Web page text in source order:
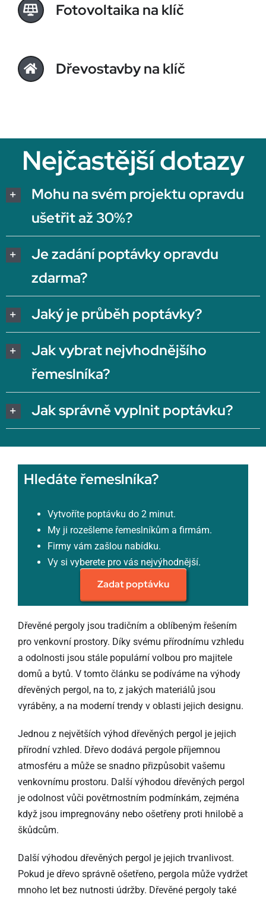
Fotovoltaika na klíč
Dřevostavby na klíč
Nejčastější dotazy
Mohu na svém projektu opravdu
ušetřit až 30%?
Je zadání poptávky opravdu
zdarma?
Jaký je průběh poptávky?
Jak vybrat nejvhodnějšího
řemeslníka?
Jak správně vyplnit poptávku?
Hledáte řemeslníka?
Vytvoříte poptávku do 2 minut.
My ji rozešleme řemeslníkům a firmám.
Firmy vám zašlou nabídku.
Vy si vyberete pro vás nejvýhodnější.
Zadat poptávku
Dřevěné pergoly jsou tradičním a oblíbeným řešením
pro venkovní prostory. Díky svému přírodnímu vzhledu
a odolnosti jsou stále populární volbou pro majitele
domů a bytů. V tomto článku se podíváme na výhody
dřevěných pergol, na to, z jakých materiálů jsou
vyráběny, a na moderní trendy v oblasti jejich designu.
Jednou z největších výhod dřevěných pergol je jejich
přírodní vzhled. Dřevo dodává pergole příjemnou
atmosféru a může se snadno přizpůsobit vašemu
venkovnímu prostoru. Další výhodou dřevěných pergol
je odolnost vůči povětrnostním podmínkám, zejména
když jsou impregnovány nebo ošetřeny proti hnilobě a
škůdcům.
Další výhodou dřevěných pergol je jejich trvanlivost.
Pokud je dřevo správně ošetřeno, pergola může vydržet
mnoho let bez nutnosti údržby. Dřevěné pergoly také